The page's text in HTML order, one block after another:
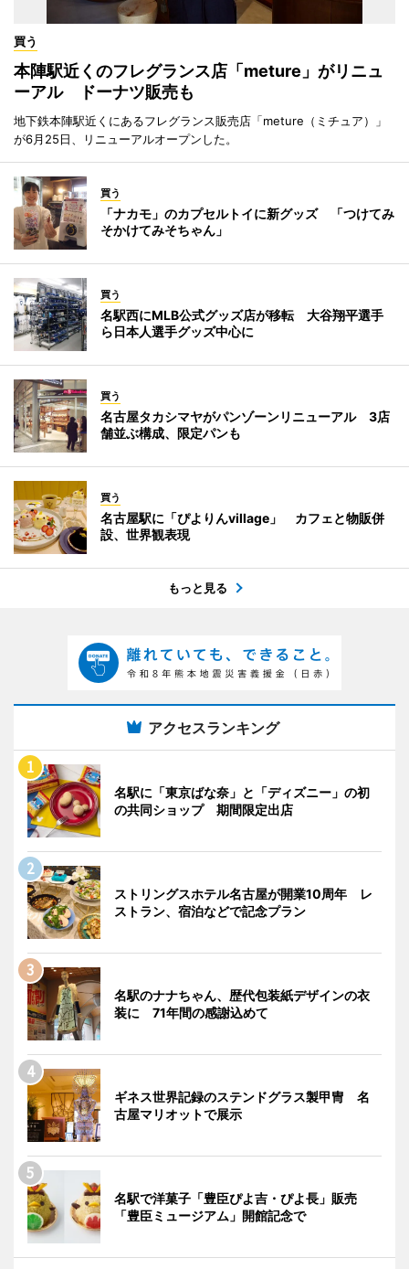
買う
本陣駅近くのフレグランス店「meture」がリニュ
ーアル ドーナツ販売も
地下鉄本陣駅近くにあるフレグランス販売店「meture（ミチュア）」
が6月25日、リニューアルオープンした。
買う
「ナカモ」のカプセルトイに新グッズ 「つけてみ
そかけてみそちゃん」
買う
名駅西にMLB公式グッズ店が移転 大谷翔平選手
ら日本人選手グッズ中心に
買う
名古屋タカシマヤがパンゾーンリニューアル 3店
舗並ぶ構成、限定パンも
買う
名古屋駅に「ぴよりんvillage」 カフェと物販併
設、世界観表現
もっと見る
アクセスランキング
名駅に「東京ばな奈」と「ディズニー」の初
の共同ショップ 期間限定出店
ストリングスホテル名古屋が開業10周年 レ
ストラン、宿泊などで記念プラン
名駅のナナちゃん、歴代包装紙デザインの衣
装に 71年間の感謝込めて
ギネス世界記録のステンドグラス製甲冑 名
古屋マリオットで展示
名駅で洋菓子「豊臣ぴよ吉・ぴよ長」販売
「豊臣ミュージアム」開館記念で